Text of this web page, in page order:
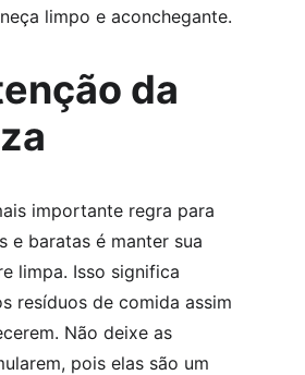
limpo e aconchegante.
da
importante regra para
e baratas é manter sua
limpa. Isso significa
resíduos de comida assim
Não deixe as
pois elas são um